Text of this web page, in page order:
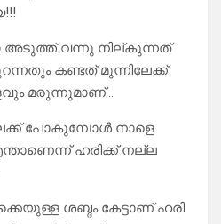
വന്നു നില്കുന്നത്
കണ്ടത് മുന്നിലേക്ക്
മരുന്നുമാണ്…
പോകുമ്പോൾ നാളെ
ഹരിക്ക് നല്ല
ശബ്ദം കേട്ടാണ് ഹരി